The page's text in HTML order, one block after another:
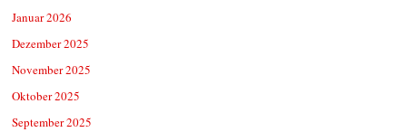
Januar 2026
Dezember 2025
November 2025
Oktober 2025
September 2025